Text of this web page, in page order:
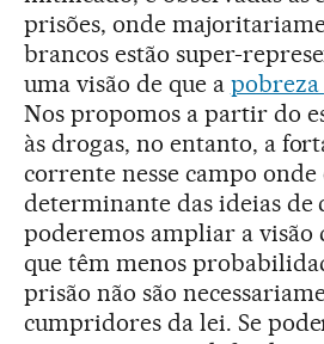
prisões, onde
brancos estão super-
uma visão de que a pobreza
Nos propomos a partir do
às drogas, no entanto, a
corrente nesse campo onde
determinante das ideias
poderemos ampliar a visão
que têm menos
prisão não são
cumpridores da lei. Se